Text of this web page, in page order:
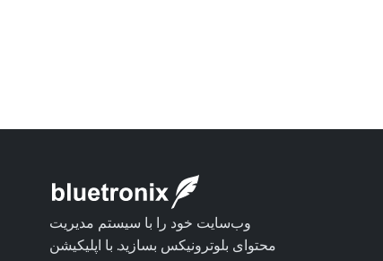
وب‌سایت خود را با سیستم مدیریت
محتوای بلوترونیکس بسازید. با اپلیکیشن